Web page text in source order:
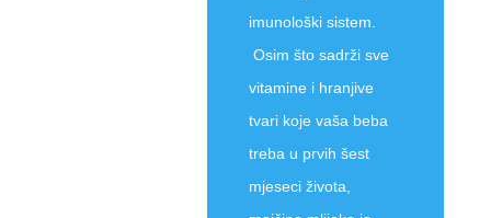
imunološki sistem.
Osim što sadrži sve
vitamine i hranjive
tvari koje vaša beba
treba u prvih šest
mjeseci života,